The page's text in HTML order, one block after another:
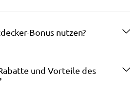
Bonus nutzen?
und Vorteile des